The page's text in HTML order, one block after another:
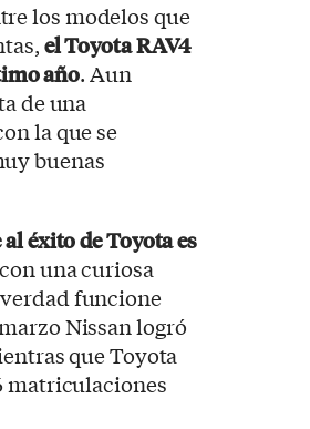
los modelos que
el Toyota RAV4
año. Aun
de una
la que se
buenas
éxito de Toyota es
una curiosa
funcione
Nissan logró
que Toyota
matriculaciones